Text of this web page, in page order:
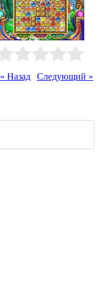
« Назад Следующий »